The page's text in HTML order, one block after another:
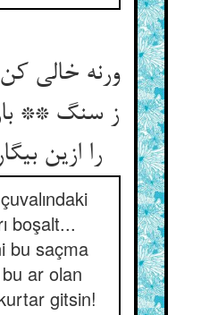
ورنه خالی
ز سنگ **
را ازین
boşalt...
bu saçma
ar olan
gitsin!